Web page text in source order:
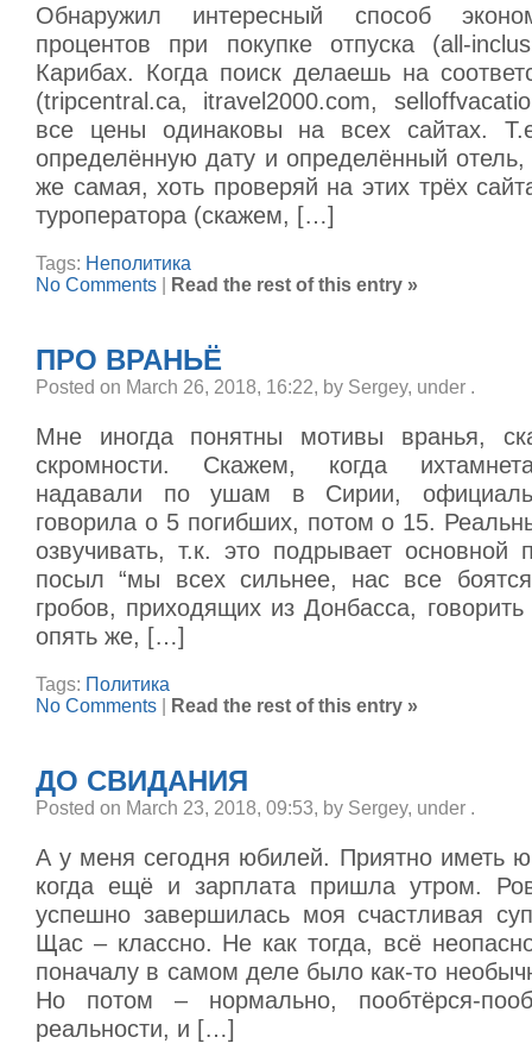
Обнаружил интересный способ
процентов при покупке отпуска (all-
Карибах. Когда поиск делаешь на
(tripcentral.ca, itravel2000.com,
все цены одинаковы на всех сайтах.
определённую дату и определённый отель,
же самая, хоть проверяй на этих трёх
туроператора (скажем, […]
Tags: Неполитика
No Comments
Read the rest of this entry »
ПРО ВРАНЬЁ
Posted on March 26, 2018, 16:22, by Sergey, under .
Мне иногда понятны мотивы вранья,
скромности. Скажем, когда
надавали по ушам в Сирии,
говорила о 5 погибших, потом о 15.
озвучивать, т.к. это подрывает основной
посыл “мы всех сильнее, нас все
гробов, приходящих из Донбасса, говорить
опять же, […]
Tags: Политика
No Comments
Read the rest of this entry »
ДО СВИДАНИЯ
Posted on March 23, 2018, 09:53, by Sergey, under .
А у меня сегодня юбилей. Приятно иметь
когда ещё и зарплата пришла утром.
успешно завершилась моя счастливая
Щас – классно. Не как тогда, всё
поначалу в самом деле было как-то
Но потом – нормально, пообтёрся-
реальности, и […]